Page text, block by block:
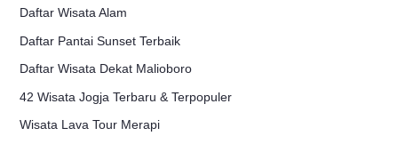
Daftar Wisata Alam
Daftar Pantai Sunset Terbaik
Daftar Wisata Dekat Malioboro
42 Wisata Jogja Terbaru & Terpopuler
Wisata Lava Tour Merapi